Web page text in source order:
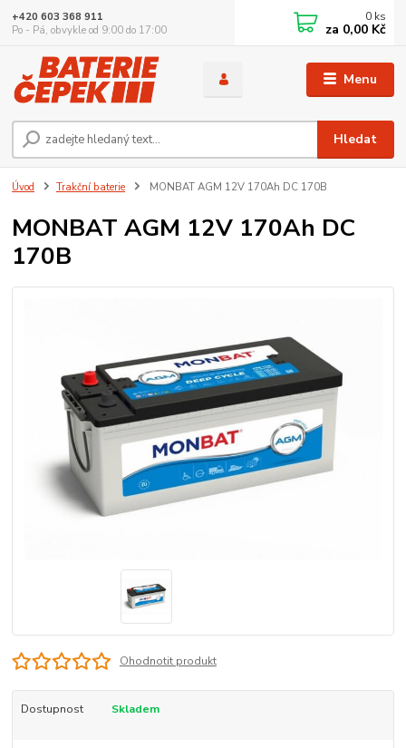
Menu
Hledat
+420 603 368 911
Po - Pá, obvykle od 9:00 do 17:00
0 ks
za 0,00 Kč
Úvod Trakční baterie MONBAT AGM 12V 170Ah DC 170B
MONBAT AGM 12V 170Ah DC
170B
Ohodnotit produkt
Dostupnost Skladem